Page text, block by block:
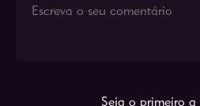
Seja o primeiro